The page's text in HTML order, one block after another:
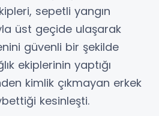
sepetli yangın
üst geçide ulaşarak
güvenli bir şekilde
ekiplerinin yaptığı
kimlik çıkmayan erkek
kesinleşti.